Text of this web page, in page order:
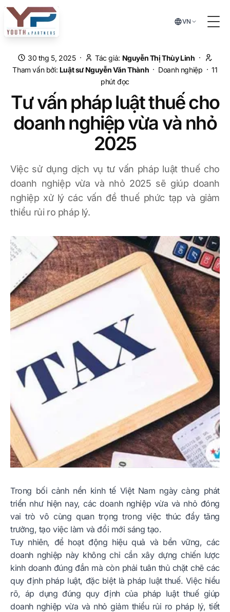
Chuyển đến nội dung chính
VN
30 thg 5, 2025· Tác giả: Nguyễn Thị Thùy Linh ·
Tham vấn bởi: Luật sư Nguyễn Văn Thành · Doanh nghiệp ·11
phút đọc
Tư vấn pháp luật thuế cho
doanh nghiệp vừa và nhỏ
2025
Việc sử dụng dịch vụ tư vấn pháp luật thuế cho
doanh nghiệp vừa và nhỏ 2025 sẽ giúp doanh
nghiệp xử lý các vấn đề thuế phức tạp và giảm
thiểu rủi ro pháp lý.
Trong bối cảnh nền kinh tế Việt Nam ngày càng phát
triển như hiện nay, các doanh nghiệp vừa và nhỏ đóng
vai trò vô cùng quan trọng trong việc thúc đẩy tăng
trưởng, tạo việc làm và đổi mới sáng tạo.
Tuy nhiên, để hoạt động hiệu quả và bền vững, các
doanh nghiệp này không chỉ cần xây dựng chiến lược
kinh doanh đúng đắn mà còn phải tuân thủ chặt chẽ các
quy định pháp luật, đặc biệt là pháp luật thuế. Việc hiểu
rõ, áp dụng đúng quy định của pháp luật thuế giúp
doanh nghiệp vừa và nhỏ giảm thiểu rủi ro pháp lý, tiết